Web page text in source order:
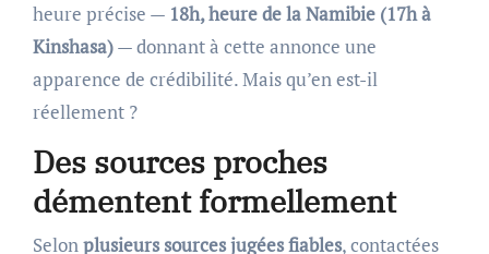
heure précise — 18h, heure de la Namibie (17h à
Kinshasa)— donnant à cette annonce une
apparence de crédibilité. Mais qu’en est-il
réellement ?
Des sources proches
démentent formellement
Selonplusieurs sources jugées fiables, contactées